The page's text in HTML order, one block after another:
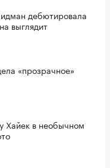
дебютировала
выглядит
«прозрачное»
Хайек в необычном